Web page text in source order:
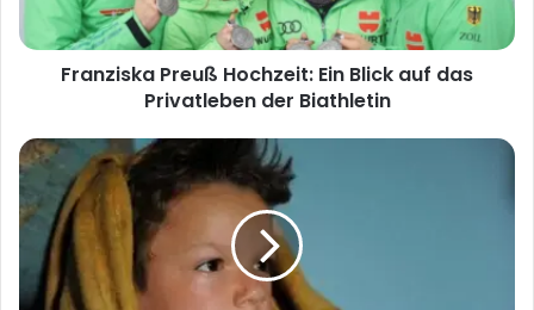
Privatleben
der
BiathletinFranziska Preuß Hochzeit: Ein Blick auf das
Privatleben der Biathletin
Anton
Wempner:
Ein
Blick
Leben,
Karriere